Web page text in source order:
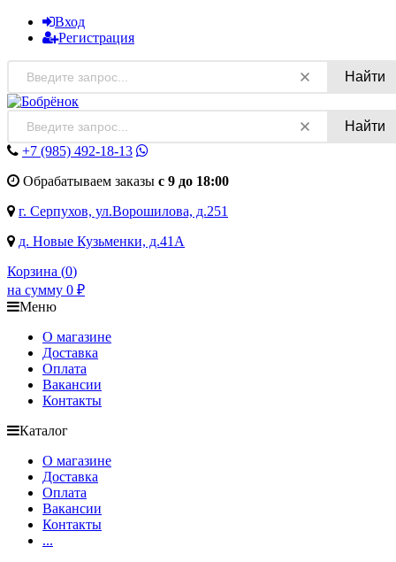
Вход
Регистрация
Найти
Найти
+7 (985) 492-18-13
Обрабатываем заказы с 9 до 18:00
г. Серпухов, ул.Ворошилова, д.251
д. Новые Кузьменки, д.41А
Корзина (0)
на сумму 0 ₽
Меню
О магазине
Доставка
Оплата
Вакансии
Контакты
Каталог
О магазине
Доставка
Оплата
Вакансии
Контакты
...